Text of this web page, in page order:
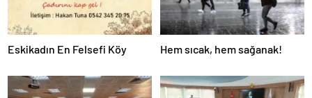
Eskikadın En Felsefi Köy Hem sıcak, hem sağanak!